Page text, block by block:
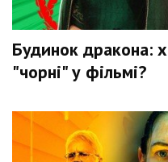
Будинок дракона:
"чорні" у фільмі?